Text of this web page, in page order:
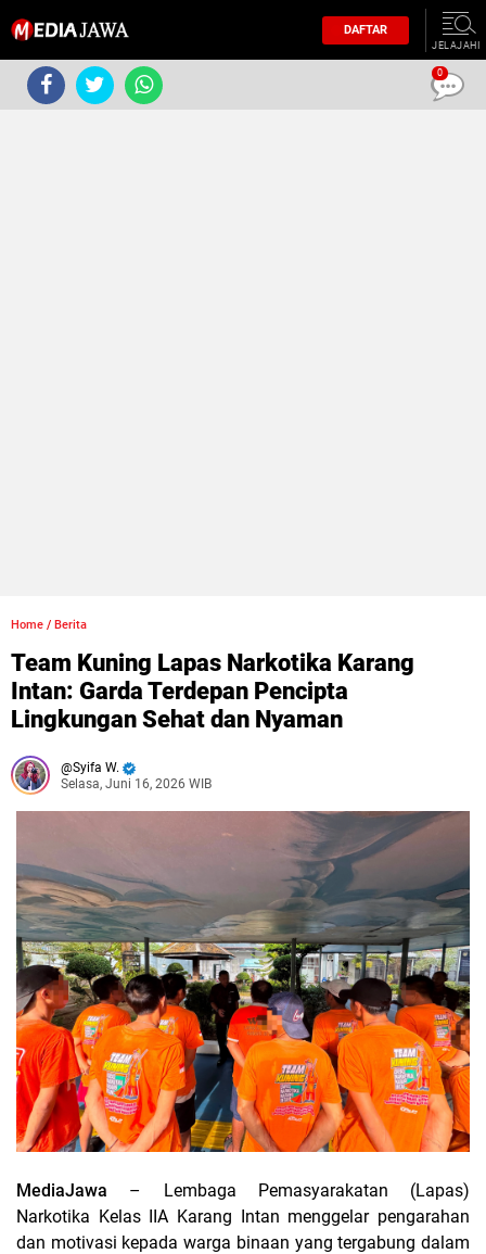
DAFTAR
JELAJAHI
Home / Berita
Team Kuning Lapas Narkotika Karang
Intan: Garda Terdepan Pencipta
Lingkungan Sehat dan Nyaman
Syifa W.
Selasa, Juni 16, 2026 WIB
MediaJawa – Lembaga Pemasyarakatan (Lapas)
Narkotika Kelas IIA Karang Intan menggelar pengarahan
dan motivasi kepada warga binaan yang tergabung dalam
0